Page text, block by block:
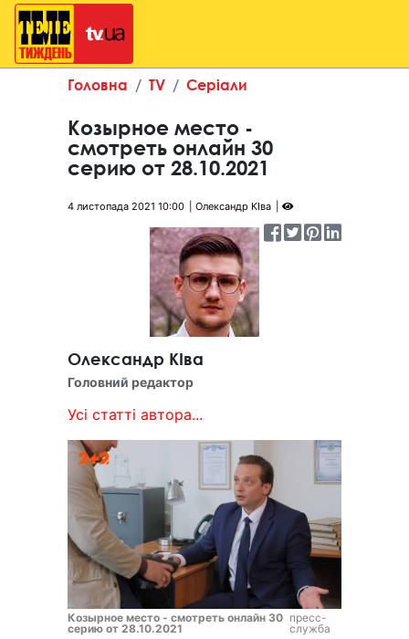
Головна TV Серіали
Козырное место -
смотреть онлайн 30
серию от 28.10.2021
4 листопада 2021 10:00 Олександр КІва
Олександр КІва
Головний редактор
Усі статті автора...
Козырное место - смотреть онлайн 30
серию от 28.10.2021
пресс-
служба